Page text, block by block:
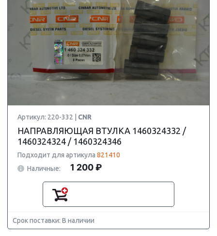
Артикул: 220-332 | CNR
НАПРАВЛЯЮЩАЯ ВТУЛКА 1460324332 /
1460324324 / 1460324346
Подходит для артикула 821410
Наличные:
1 200 ₽
Срок поставки: В наличии